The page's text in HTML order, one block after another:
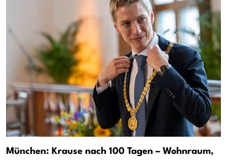
München: Krause nach 100 Tagen – Wohnraum,